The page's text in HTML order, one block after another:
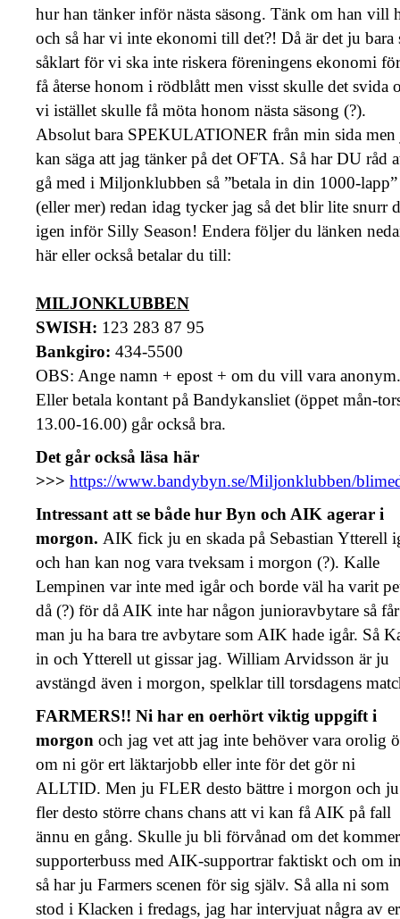
hur han tänker inför nästa säsong. Tänk om han vill
och så har vi inte ekonomi till det?! Då är det ju bara
såklart för vi ska inte riskera föreningens ekonomi
få återse honom i rödblått men visst skulle det svida
vi istället skulle få möta honom nästa säsong (?).
Absolut bara SPEKULATIONER från min sida men
kan säga att jag tänker på det OFTA. Så har DU råd
gå med i Miljonklubben så ”betala in din 1000-lapp”
(eller mer) redan idag tycker jag så det blir lite snurr
igen inför Silly Season! Endera följer du länken
här eller också betalar du till:
MILJONKLUBBEN
SWISH: 123 283 87 95
Bankgiro: 434-5500
OBS: Ange namn + epost + om du vill vara anonym.
Eller betala kontant på Bandykansliet (öppet mån-
13.00-16.00) går också bra.
Det går också läsa här
>>> https://www.bandybyn.se/Miljonklubben/
Intressant att se både hur Byn och AIK agerar i
morgon. AIK fick ju en skada på Sebastian Ytterell
och han kan nog vara tveksam i morgon (?). Kalle
Lempinen var inte med igår och borde väl ha varit
då (?) för då AIK inte har någon junioravbytare så får
man ju ha bara tre avbytare som AIK hade igår. Så
in och Ytterell ut gissar jag. William Arvidsson är ju
avstängd även i morgon, spelklar till torsdagens
FARMERS!! Ni har en oerhört viktig uppgift i
morgon och jag vet att jag inte behöver vara orolig
om ni gör ert läktarjobb eller inte för det gör ni
ALLTID. Men ju FLER desto bättre i morgon och ju
fler desto större chans chans att vi kan få AIK på fall
ännu en gång. Skulle ju bli förvånad om det
supporterbuss med AIK-supportrar faktiskt och om
så har ju Farmers scenen för sig själv. Så alla ni som
stod i Klacken i fredags, jag har intervjuat några av